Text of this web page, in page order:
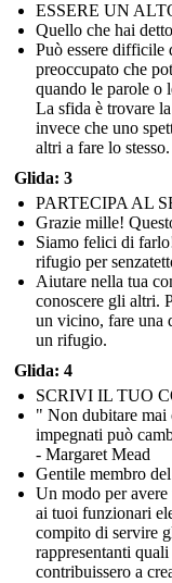
ESSERE UN
Quello che hai
Può essere difficile
preoccupato che
quando le parole o
La sfida è trovare
invece che uno
altri a fare lo stesso.
Glida: 3
PARTECIPA AL
Grazie mille!
Siamo felici di
rifugio per
Aiutare nella tua
conoscere gli altri.
un vicino, fare una
un rifugio.
Glida: 4
SCRIVI IL TUO
" Non dubitare mai
impegnati può
- Margaret Mead
Gentile membro
Un modo per avere
ai tuoi funzionari
compito di servire
rappresentanti
contribuissero a